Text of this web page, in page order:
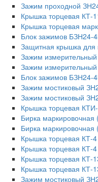
Зажим проходной
Крышка торцевая КТ-
Крышка торцевая
Блок зажимов БЗН24-
Защитная крышка
Зажим
Зажим
Блок зажимов
Зажим мостиковый
Зажим мостиковый
Крышка торцевая
Бирка маркировочная
Бирка маркировочная
Крышка торцевая КТ-4
Крышка торцевая КТ-4
Крышка торцевая КТ-
Крышка торцевая КТ-
Зажим мостиковый